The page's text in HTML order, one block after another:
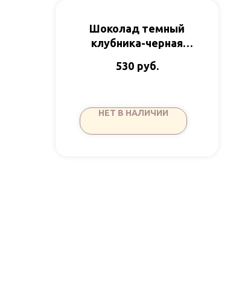
Шоколад темный
клубника-черная
фисташки-фундук
530 руб.
НЕТ В НАЛИЧИИ